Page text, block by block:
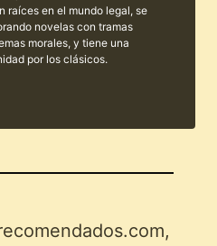
raíces en el mundo legal, se
novelas con tramas
morales, y tiene una
por los clásicos.